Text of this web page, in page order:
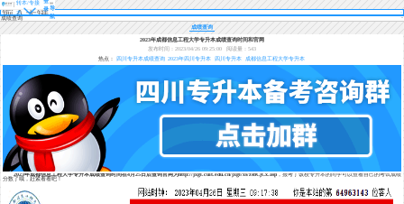
转本/专接
本
登
录导
航
成绩查询
成绩查询
2023年成都信息工程大学专升本成绩查询时间和官网
发布时间：2023/04/26 09:25:00
阅读量：543
热点： 四川专升本成绩查询 2023年四川专升本 四川专升本 成都信息工程大学专升本
2023年成都信息工程大学专升本成绩查询时间在4月25日后查询官网为http://jxgl.cuit.edu.cn/jxgl/xs/zsbCjCx.asp ，报考了该校专升本的同学可以查看自己的考试成绩
分数了哦，赶紧看看吧！